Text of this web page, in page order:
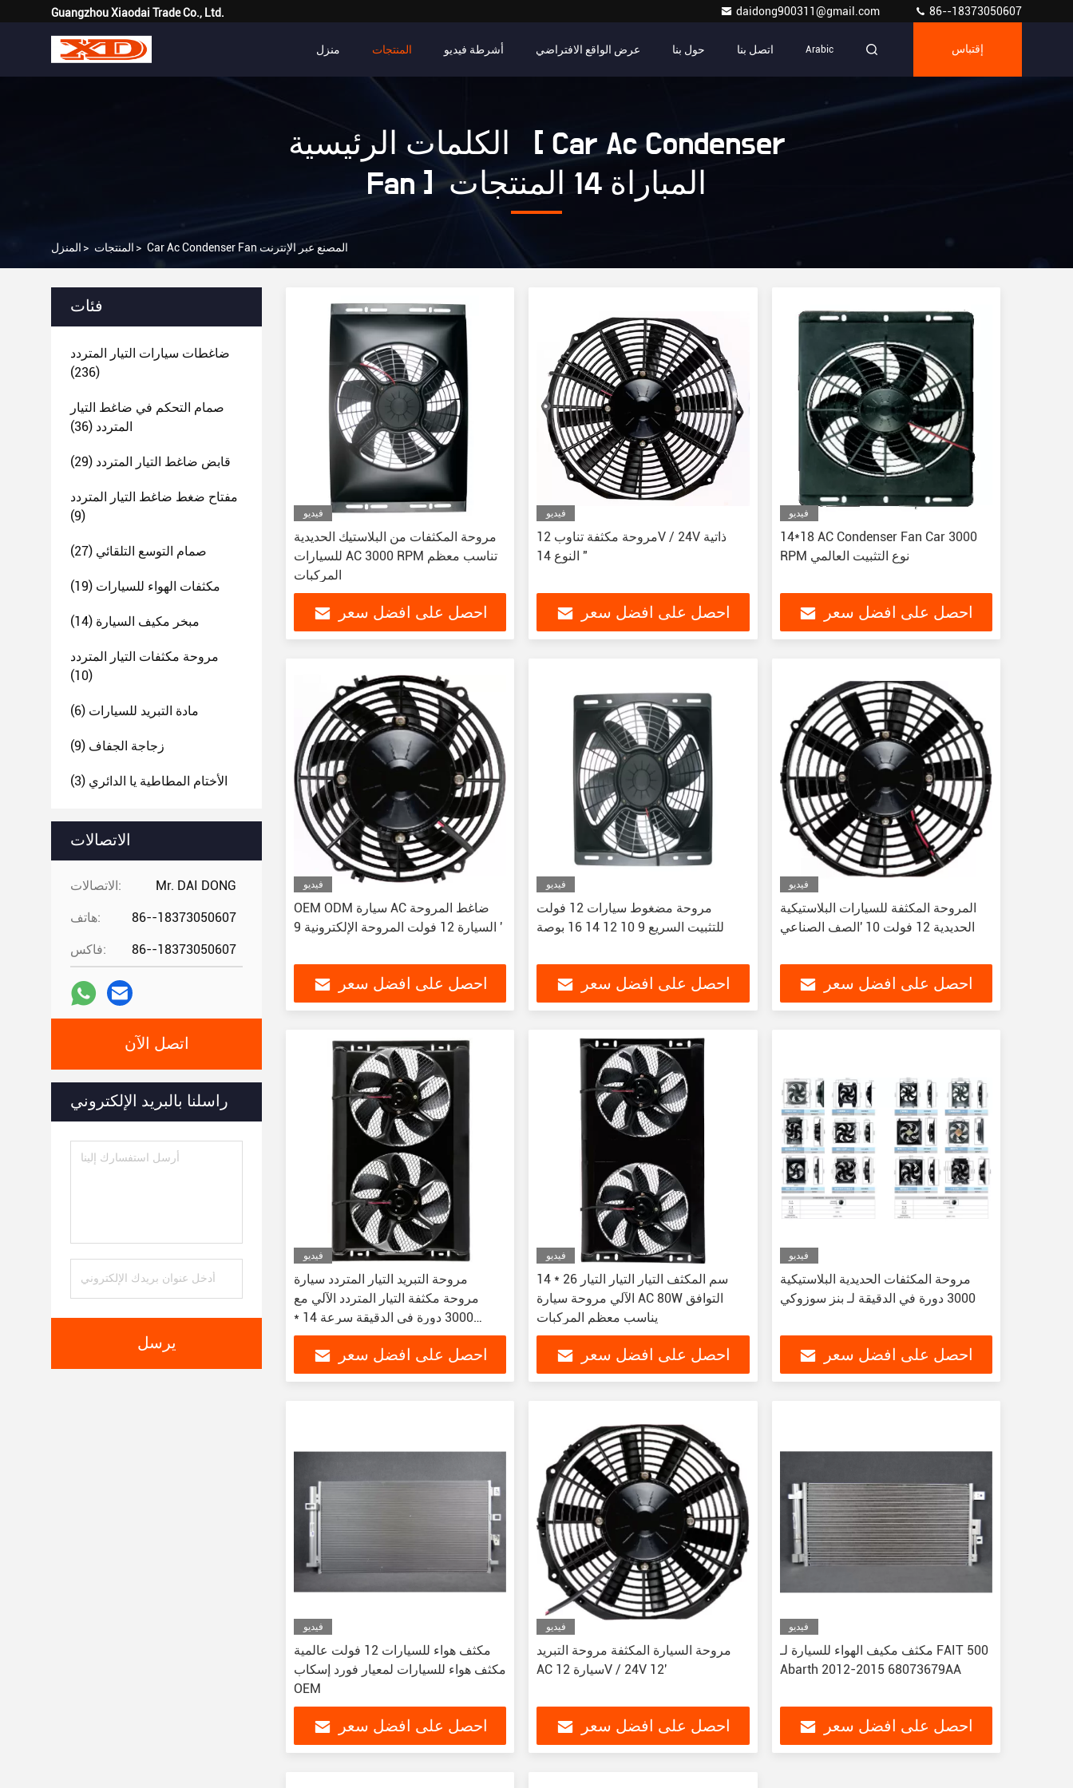
Guangzhou Xiaodai Trade Co., Ltd. daidong900311@gmail.com 86--18373050607
منزل المنتجات أشرطة فيديو عرض الواقع الافتراضي حول بنا اتصل بنا Arabic إقتباس
الكلمات الرئيسية [ Car Ac Condenser
Fan ] المباراة 14 المنتجات
المنزل > المنتجات > Car Ac Condenser Fan المصنع عبر الإنترنت
فئات
ضاغطات سيارات التيار المتردد
(236)
صمام التحكم في ضاغط التيار
المتردد (36)
قابض ضاغط التيار المتردد (29)
مفتاح ضغط ضاغط التيار المتردد
(9)
صمام التوسع التلقائي (27)
مكثفات الهواء للسيارات (19)
مبخر مكيف السيارة (14)
مروحة مكثفات التيار المتردد
(10)
مادة التبريد للسيارات (6)
زجاجة الجفاف (9)
الأختام المطاطية يا الدائري (3)
الاتصالات
الاتصالات: Mr. DAI DONG
هاتف: 86--18373050607
فاكس: 86--18373050607
اتصل الآن
راسلنا بالبريد الإلكتروني
يرسل
فيديو
مروحة المكثفات من البلاستيك الحديدية
للسيارات AC 3000 RPM تناسب معظم
المركبات
احصل على افضل سعر
فيديو
مروحة مكثفة تناوب 12V / 24V ذاتية
النوع 14 "
احصل على افضل سعر
فيديو
14*18 AC Condenser Fan Car 3000
RPM نوع التثبيت العالمي
احصل على افضل سعر
فيديو
OEM ODM سيارة AC ضاغط المروحة
السيارة 12 فولت المروحة الإلكترونية 9 '
احصل على افضل سعر
فيديو
مروحة مضغوط سيارات 12 فولت
للتثبيت السريع 9 10 12 14 16 بوصة
احصل على افضل سعر
فيديو
المروحة المكثفة للسيارات البلاستيكية
الحديدية 12 فولت 10 'الصف الصناعي
احصل على افضل سعر
فيديو
مروحة التبريد التيار المتردد سيارة
مروحة مكثفة التيار المتردد الآلي مع
3000 دورة في الدقيقة سرعة 14 *
23mm
احصل على افضل سعر
فيديو
14 * 26 سم المكثف التيار التيار التيار
الآلي مروحة سيارة AC 80W التوافق
يناسب معظم المركبات
احصل على افضل سعر
فيديو
مروحة المكثفات الحديدية البلاستيكية
3000 دورة في الدقيقة لـ بنز سوزوكي
احصل على افضل سعر
فيديو
مكثف هواء للسيارات 12 فولت عالمية
مكثف هواء للسيارات لمعيار فورد إسكاب
OEM
احصل على افضل سعر
فيديو
مروحة السيارة المكثفة مروحة التبريد
AC سيارة 12V / 24V 12'
احصل على افضل سعر
فيديو
مكثف مكيف الهواء للسيارة لـ FAIT 500
Abarth 2012-2015 68073679AA
احصل على افضل سعر